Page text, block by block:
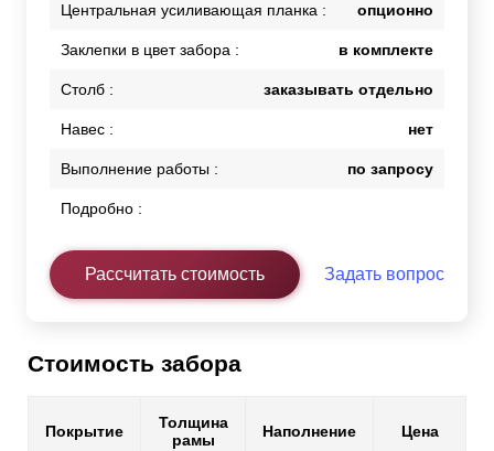
Центральная усиливающая планка : опционно
Заклепки в цвет забора : в комплекте
Столб : заказывать отдельно
Навес : нет
Выполнение работы : по запросу
Подробно :
Рассчитать стоимость Задать вопрос
Стоимость забора
Покрытие
Толщина
рамы
Наполнение Цена